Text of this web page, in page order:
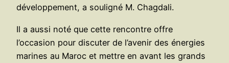
développement, a souligné M. Chagdali.
Il a aussi noté que cette rencontre offre
l’occasion pour discuter de l’avenir des énergies
marines au Maroc et mettre en avant les grands